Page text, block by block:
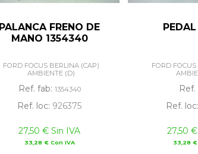
PALANCA FRENO DE
MANO 1354340
FORD FOCUS BERLINA (CAP)
AMBIENTE (D)
Ref. fab: 1354340
Ref. loc: 926375
27,50 € Sin IVA
33,28 € Con IVA
FORD
Ref.
Ref. loc:
27,50
33,28 €